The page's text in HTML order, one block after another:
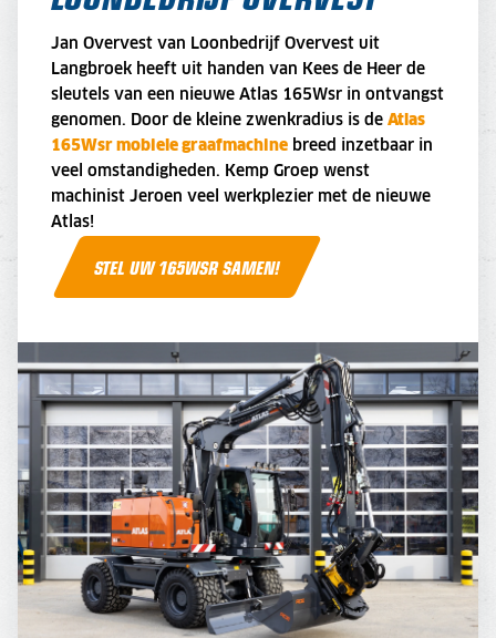
Jan Overvest van Loonbedrijf Overvest uit
Langbroek heeft uit handen van Kees de Heer de
sleutels van een nieuwe Atlas 165Wsr in ontvangst
genomen. Door de kleine zwenkradius is de Atlas
165Wsr mobiele graafmachine breed inzetbaar in
veel omstandigheden. Kemp Groep wenst
machinist Jeroen veel werkplezier met de nieuwe
Atlas!
STEL UW 165WSR SAMEN!